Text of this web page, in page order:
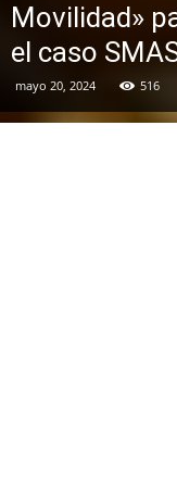
Movilidad»
el caso
mayo 20, 2024 516